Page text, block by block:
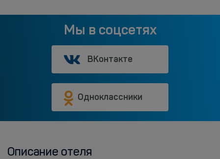
Мы в соцсетях
ВКонтакте
Одноклассники
Описание отеля